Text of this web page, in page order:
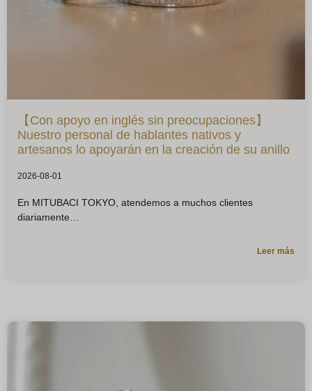
【Con apoyo en inglés sin preocupaciones】
Nuestro personal de hablantes nativos y
artesanos lo apoyarán en la creación de su anillo
2026-08-01
En MITUBACI TOKYO, atendemos a muchos clientes
diariamente
Leer más